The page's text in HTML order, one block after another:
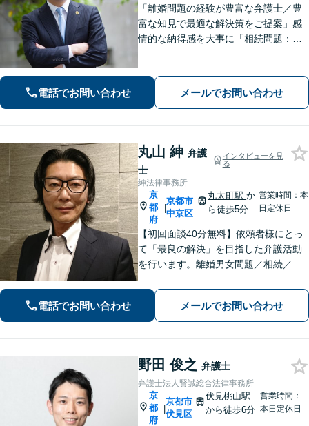
「離婚問題の経験が豊富な弁護士／豊
富な知見で最適な解決策をご提案」感
情的な納得感を大事に「相続問題：親
し、きめ細やかに対応【夜間面談あ
電話でお問い合わせ メールでお問い合わせ
丸山 紳 弁護
士
インタビューを見
る
紳法律事務所
京
都
府
|
京都市
中京区
丸太町駅か
ら徒歩5分
営業時間：本
日定休日
【初回面談40分無料】依頼者様にとっ
て「最良の解決」を目指した弁護活動
を行います。離婚男女問題／相続／不
に対応しています【丸太町駅5分】
電話でお問い合わせ メールでお問い合わせ
野田 俊之 弁護士
弁護士法人賢誠総合法律事務所
京
都
府
|
京都市
伏見区
伏見桃山駅
から徒歩6分
営業時間：
本日定休日